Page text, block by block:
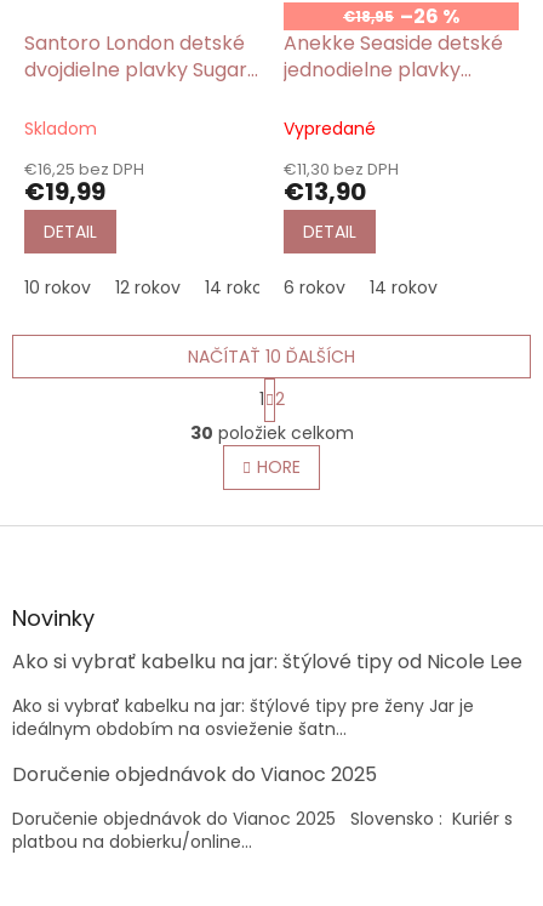
Santoro London detské
dvojdielne plavky Sugar
Skladom
€16,25 bez DPH
€19,99
DETAIL
10 rokov 12 rokov 14 rokov
€18,95 –26 %
Anekke Seaside detské
jednodielne plavky
Vypredané
€11,30 bez DPH
€13,90
DETAIL
6 rokov 14 rokov
O
v
l
á
a
r
v
k
y
v
ý
p
i
NAČÍTAŤ 10 ĎALŠÍCH
S
t
r
á
n
k
v
1 2
30 položiek celkom
HORE
Z
äNovinky
Ako si vybrať kabelku na jar: štýlové tipy od Nicole Lee
Ako si vybrať kabelku na jar: štýlové tipy pre ženy Jar je
ideálnym obdobím na osvieženie šatn...
Doručenie objednávok do Vianoc 2025
Doručenie objednávok do Vianoc 2025 Slovensko : Kuriér s
platbou na dobierku/online...